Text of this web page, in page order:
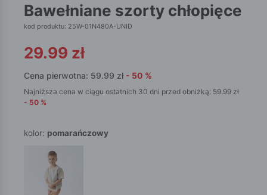
bawełniane szorty chłopięce
kod produktu: 25W-01N480A-UNID
29.99 zł
Cena pierwotna: 59.99 zł - 50 %
Najniższa cena w ciągu ostatnich 30 dni przed obniżką: 59.99 zł
- 50 %
kolor: pomarańczowy